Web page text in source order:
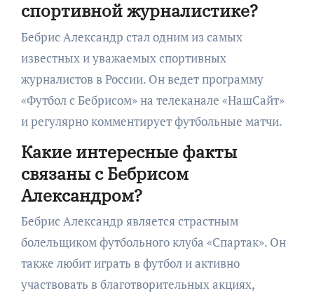
спортивной журналистике?
Бебрис Александр стал одним из самых
известных и уважаемых спортивных
журналистов в России. Он ведет программу
«Футбол с Бебрисом» на телеканале «НашСайт»
и регулярно комментирует футбольные матчи.
Какие интересные факты
связаны с Бебрисом
Александром?
Бебрис Александр является страстным
болельщиком футбольного клуба «Спартак». Он
также любит играть в футбол и активно
участвовать в благотворительных акциях,